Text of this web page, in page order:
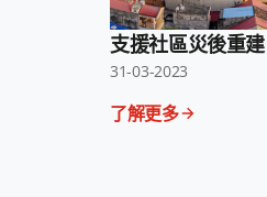
支援社區災後重建
31-03-2023
了解更多